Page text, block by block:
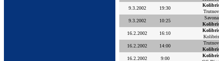
9.3.2002
19:30
9.3.2002
10:25
16.2.2002
16:10
16.2.2002
14:00
16.2.2002
9:00